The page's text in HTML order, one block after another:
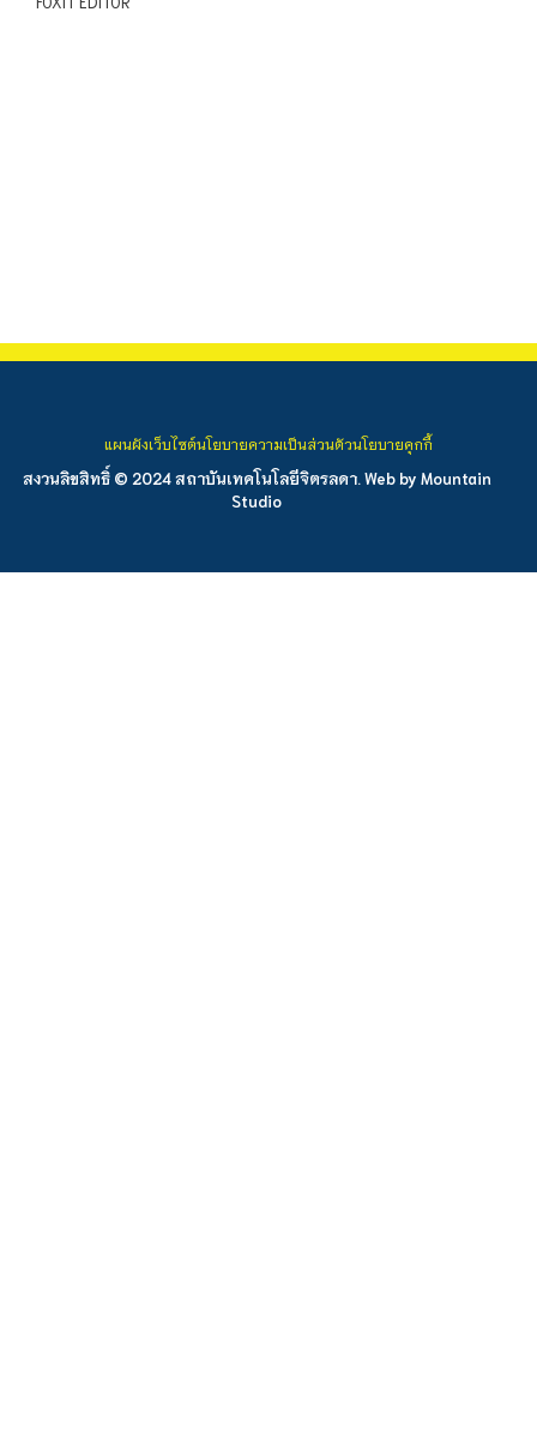
สงวนลิขสิทธิ์ © 2024 สถาบันเทคโนโลยีจิตรลดา. Web by Mountain
Studio
แผนผังเว็บไซต์นโยบายความเป็นส่วนตัวนโยบายคุกกี้